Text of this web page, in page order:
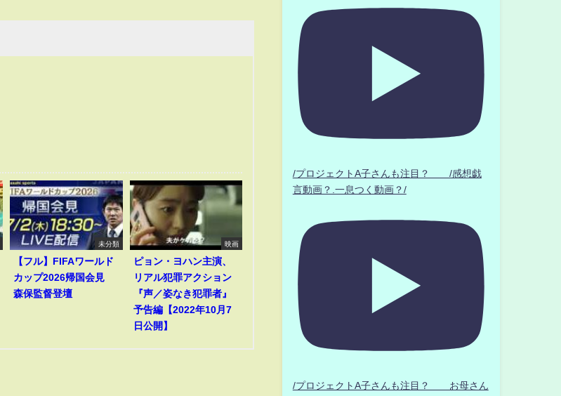
未分類
【フル】FIFAワールド
カップ2026帰国会見
森保監督登壇
映画
ピョン・ヨハン主演、
リアル犯罪アクション
『声／姿なき犯罪者』
予告編【2022年10月7
日公開】
/プロジェクトA子さんも注目？ /感想戯
言動画？.一息つく動画？/
/プロジェクトA子さんも注目？ お母さん